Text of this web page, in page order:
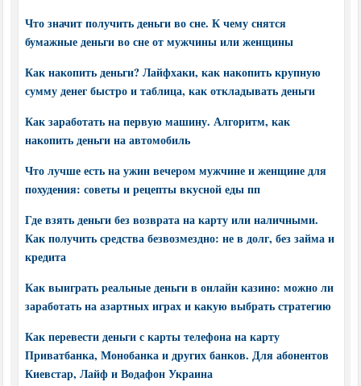
Что значит получить деньги во сне. К чему снятся
бумажные деньги во сне от мужчины или женщины
Как накопить деньги? Лайфхаки, как накопить крупную
сумму денег быстро и таблица, как откладывать деньги
Как заработать на первую машину. Алгоритм, как
накопить деньги на автомобиль
Что лучше есть на ужин вечером мужчине и женщине для
похудения: советы и рецепты вкусной еды пп
Где взять деньги без возврата на карту или наличными.
Как получить средства безвозмездно: не в долг, без займа и
кредита
Как выиграть реальные деньги в онлайн казино: можно ли
заработать на азартных играх и какую выбрать стратегию
Как перевести деньги с карты телефона на карту
Приватбанка, Монобанка и других банков. Для абонентов
Киевстар, Лайф и Водафон Украина